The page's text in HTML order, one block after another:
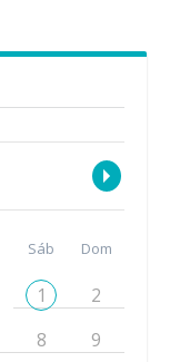
Sáb Dom
1
2
8
9